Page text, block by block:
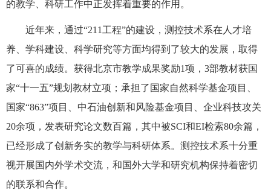
的教学、科研工作中正发挥着重要的作用。
近年来，通过“211工程”的建设，测控技术系在人才培
养、学科建设、科学研究等方面均得到了较大的发展，取得
了可喜的成绩。获得北京市教学成果奖励1项，3部教材获国
家“十一五”规划教材立项；承担了国家自然科学基金项目、
国家“863”项目、中石油创新和风险基金项目、企业科技攻关
20余项，发表研究论文数百篇，其中被SCI和EI检索80余篇，
已经形成了创新务实的教学与科研体系。测控技术系十分重
视开展国内外学术交流，和国外大学和研究机构保持着密切
的联系和合作。